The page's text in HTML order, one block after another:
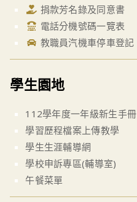
捐款芳名錄及同意書
電話分機號碼一覽表
教職員汽機車停車登記
學生園地
112學年度一年級新生手冊
學習歷程檔案上傳教學
學生生涯輔導網
學校申訴專區(輔導室)
午餐菜單